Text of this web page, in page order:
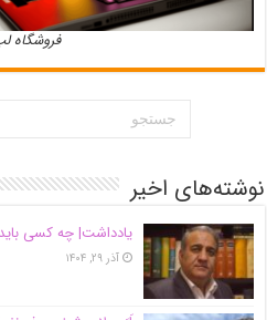
فروشگاه
نوشته‌های اخیر
یادداشت| ‌چه کسی
آذر ۲۹, ۱۴۰۴